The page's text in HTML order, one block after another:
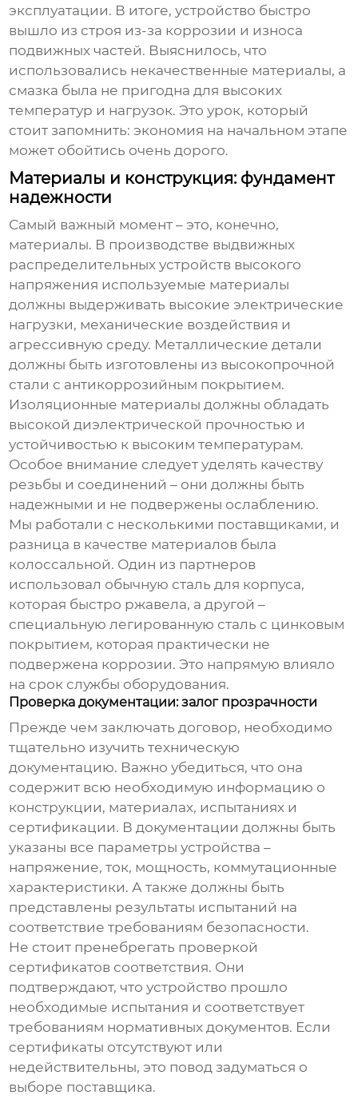
эксплуатации. В итоге, устройство быстро
вышло из строя из-за коррозии и износа
подвижных частей. Выяснилось, что
использовались некачественные материалы, а
смазка была не пригодна для высоких
температур и нагрузок. Это урок, который
стоит запомнить: экономия на начальном этапе
может обойтись очень дорого.
Материалы и конструкция: фундамент
надежности
Самый важный момент – это, конечно,
материалы. В производстве выдвижных
распределительных устройств высокого
напряжения используемые материалы
должны выдерживать высокие электрические
нагрузки, механические воздействия и
агрессивную среду. Металлические детали
должны быть изготовлены из высокопрочной
стали с антикоррозийным покрытием.
Изоляционные материалы должны обладать
высокой диэлектрической прочностью и
устойчивостью к высоким температурам.
Особое внимание следует уделять качеству
резьбы и соединений – они должны быть
надежными и не подвержены ослаблению.
Мы работали с несколькими поставщиками, и
разница в качестве материалов была
колоссальной. Один из партнеров
использовал обычную сталь для корпуса,
которая быстро ржавела, а другой –
специальную легированную сталь с цинковым
покрытием, которая практически не
подвержена коррозии. Это напрямую влияло
на срок службы оборудования.
Проверка документации: залог прозрачности
Прежде чем заключать договор, необходимо
тщательно изучить техническую
документацию. Важно убедиться, что она
содержит всю необходимую информацию о
конструкции, материалах, испытаниях и
сертификации. В документации должны быть
указаны все параметры устройства –
напряжение, ток, мощность, коммутационные
характеристики. А также должны быть
представлены результаты испытаний на
соответствие требованиям безопасности.
Не стоит пренебрегать проверкой
сертификатов соответствия. Они
подтверждают, что устройство прошло
необходимые испытания и соответствует
требованиям нормативных документов. Если
сертификаты отсутствуют или
недействительны, это повод задуматься о
выборе поставщика.